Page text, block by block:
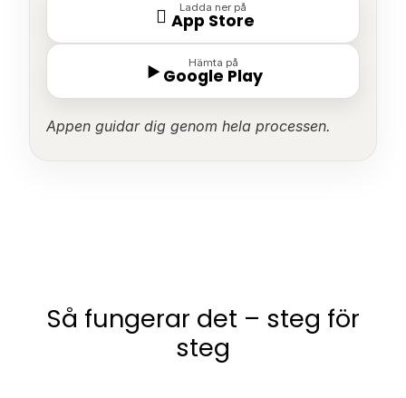
 Ladda ner på
App Store
▶ Hämta på
Google Play
Appen guidar dig genom hela processen.
Så fungerar det – steg för
steg